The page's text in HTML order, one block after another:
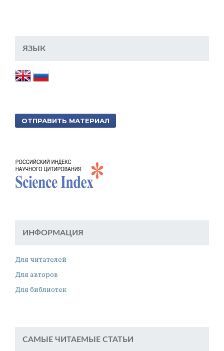
ЯЗЫК
ОТПРАВИТЬ МАТЕРИАЛ
ИНФОРМАЦИЯ
Для читателей
Для авторов
Для библиотек
САМЫЕ ЧИТАЕМЫЕ СТАТЬИ